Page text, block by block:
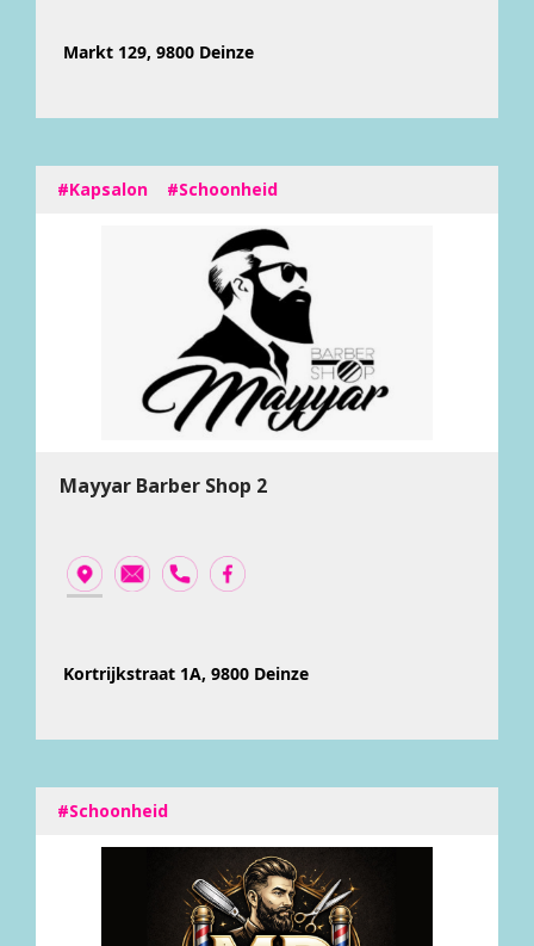
Markt 129, 9800 Deinze
#Kapsalon #Schoonheid
Mayyar Barber Shop 2
Kortrijkstraat 1A, 9800 Deinze
#Schoonheid